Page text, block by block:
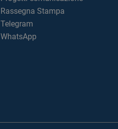
Rassegna Stampa
Telegram
WhatsApp